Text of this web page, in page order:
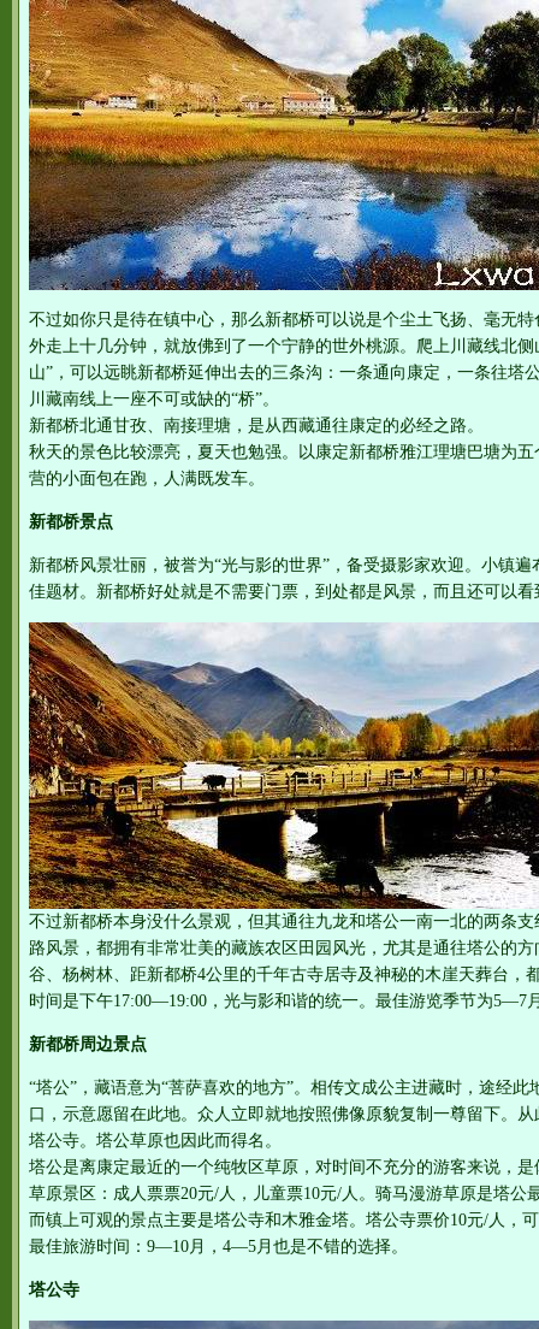
不过如你只是待在镇中心，那么新都桥可以说是个尘土飞扬、毫无
外走上十几分钟，就放佛到了一个宁静的世外桃源。爬上川藏线北
山”，可以远眺新都桥延伸出去的三条沟：一条通向康定，一条往
川藏南线上一座不可或缺的“桥”。
新都桥北通甘孜、南接理塘，是从西藏通往康定的必经之路。
秋天的景色比较漂亮，夏天也勉强。以康定新都桥雅江理塘巴塘为
营的小面包在跑，人满既发车。
新都桥景点
新都桥风景壮丽，被誉为“光与影的世界”，备受摄影家欢迎。小镇
佳题材。新都桥好处就是不需要门票，到处都是风景，而且还可以
不过新都桥本身没什么景观，但其通往九龙和塔公一南一北的两条
路风景，都拥有非常壮美的藏族农区田园风光，尤其是通往塔公的
谷、杨树林、距新都桥4公里的千年古寺居寺及神秘的木崖天葬台，
时间是下午17:00—19:00，光与影和谐的统一。最佳游览季节为5—7
新都桥周边景点
“塔公”，藏语意为“菩萨喜欢的地方”。相传文成公主进藏时，途经
口，示意愿留在此地。众人立即就地按照佛像原貌复制一尊留下。
塔公寺。塔公草原也因此而得名。
塔公是离康定最近的一个纯牧区草原，对时间不充分的游客来说，
草原景区：成人票票20元/人，儿童票10元/人。骑马漫游草原是塔公
而镇上可观的景点主要是塔公寺和木雅金塔。塔公寺票价10元/人，
最佳旅游时间：9—10月，4—5月也是不错的选择。
塔公寺